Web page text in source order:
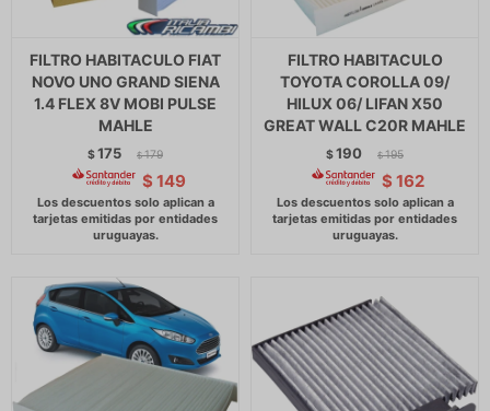
FILTRO HABITACULO FIAT
NOVO UNO GRAND SIENA
1.4 FLEX 8V MOBI PULSE
MAHLE
$175 $ 179
$ 149
FILTRO HABITACULO
TOYOTA COROLLA 09/
HILUX 06/ LIFAN X50
GREAT WALL C20R MAHLE
$190 $ 195
$ 162